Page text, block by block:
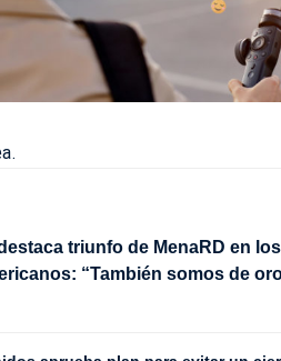
triunfo de MenaRD en los
“También somos de